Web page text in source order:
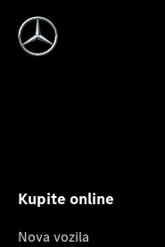
Kupite online
Nova vozila